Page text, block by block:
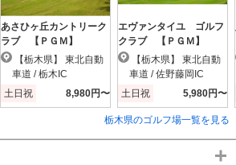
あさひヶ丘カントリーク
ラブ 【ＰＧＭ】
車道 / 栃木IC
土日祝
8,980円〜
エヴァンタイユ ゴルフ
クラブ 【ＰＧＭ】
車道 / 佐野藤岡IC
土日祝
5,980円〜
栃木県のゴルフ場一覧を見る